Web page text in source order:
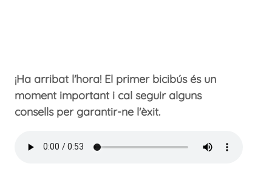
¡Ha arribat l'hora! El primer bicibús és un
moment important i cal seguir alguns
consells per garantir-ne l'èxit.